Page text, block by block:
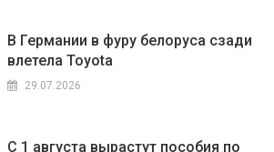
В Германии в фуру белоруса сзади
влетела Toyota
29.07.2026
С 1 августа вырастут пособия по